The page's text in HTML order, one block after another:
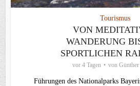
Tourismus
VON
WANDERUNG
SPORTLICHEN
vor 4 Tagen von
Führungen des Nationalparks